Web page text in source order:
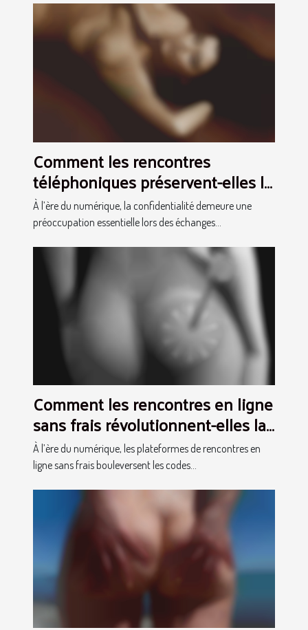
Comment les rencontres
téléphoniques préservent-elles la
confidentialité?
À l’ère du numérique, la confidentialité demeure une
préoccupation essentielle lors des échanges...
Comment les rencontres en ligne
sans frais révolutionnent-elles la
socialisation ?
À l’ère du numérique, les plateformes de rencontres en
ligne sans frais bouleversent les codes...